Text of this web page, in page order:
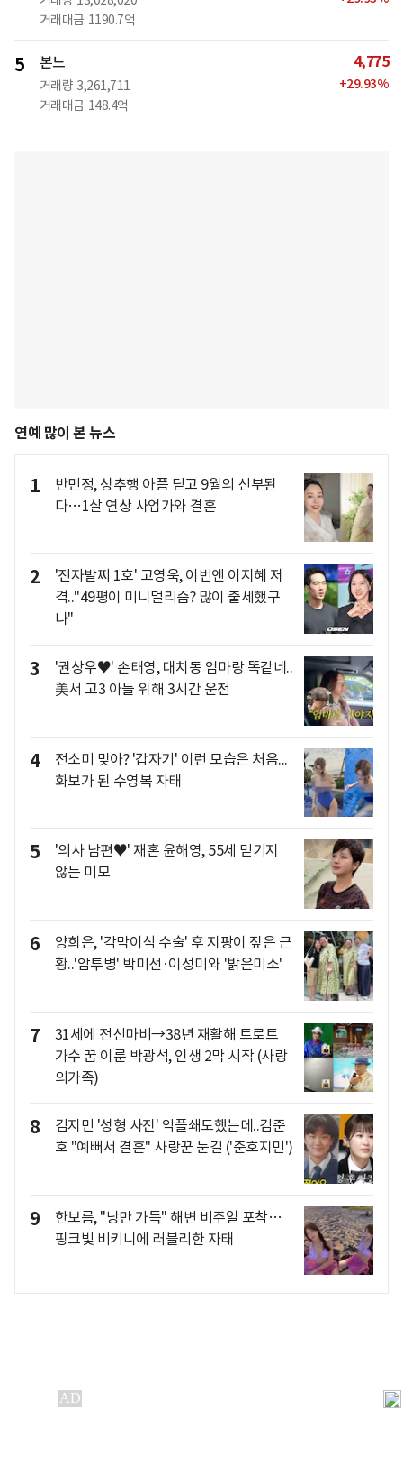
거래대금 1190.7억
5 본느
거래량 3,261,711
거래대금 148.4억
4,775
+29.93%
연예 많이 본 뉴스
1
반민정, 성추행 아픔 딛고 9월의 신부된
다…1살 연상 사업가와 결혼
2
'전자발찌 1호' 고영욱, 이번엔 이지혜 저
격.."49평이 미니멀리즘? 많이 출세했구
나"
3
'권상우♥' 손태영, 대치동 엄마랑 똑같네..
美서 고3 아들 위해 3시간 운전
4
전소미 맞아? '갑자기' 이런 모습은 처음...
화보가 된 수영복 자태
5
'의사 남편♥' 재혼 윤해영, 55세 믿기지
않는 미모
6
양희은, '각막이식 수술' 후 지팡이 짚은 근
황..'암투병' 박미선·이성미와 '밝은미소'
7
31세에 전신마비→38년 재활해 트로트
가수 꿈 이룬 박광석, 인생 2막 시작 (사랑
의가족)
8
김지민 '성형 사진' 악플쇄도했는데..김준
호 "예뻐서 결혼" 사랑꾼 눈길 ('준호지민')
9
한보름, "낭만 가득" 해변 비주얼 포착…
핑크빛 비키니에 러블리한 자태